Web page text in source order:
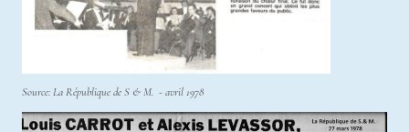
Source: La République de S & M. - avril 1978